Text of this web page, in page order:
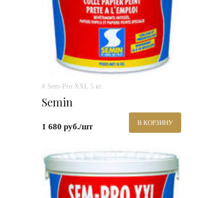
# Sem-Pro XXL 5 кг.
Semin
1 680 руб./шт В КОРЗИНУ